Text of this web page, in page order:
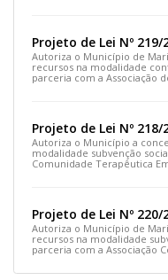
Projeto de Lei Nº 219/
Autoriza o Município de
recursos na modalidade
parceria com a Associação
Projeto de Lei Nº 218/
Autoriza o Município a
modalidade subvenção
Comunidade Terapêutica
Projeto de Lei Nº 220/
Autoriza o Município de
recursos na modalidade
parceria com a Associação